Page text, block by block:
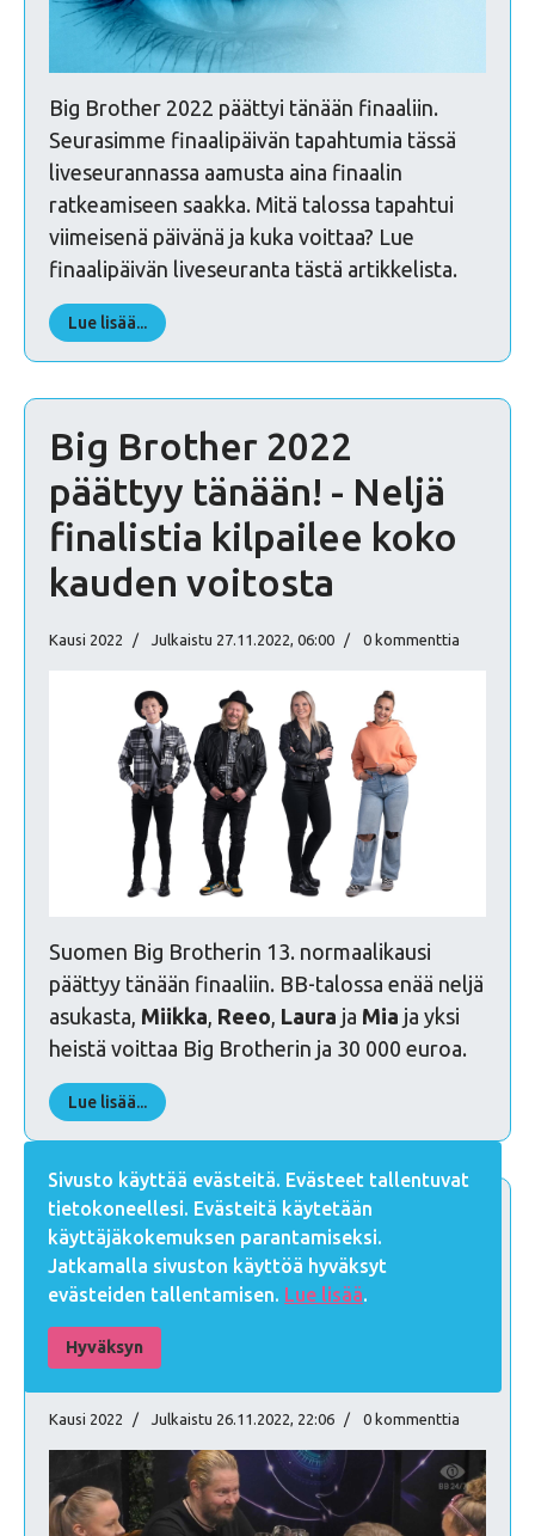
Big Brother 2022 päättyi tänään finaaliin.
Seurasimme finaalipäivän tapahtumia tässä
liveseurannassa aamusta aina finaalin
ratkeamiseen saakka. Mitä talossa tapahtui
viimeisenä päivänä ja kuka voittaa? Lue
finaalipäivän liveseuranta tästä artikkelista.
Lue lisää...
Big Brother 2022
päättyy tänään! - Neljä
finalistia kilpailee koko
kauden voitosta
Kausi 2022 Julkaistu 27.11.2022, 06:00 0 kommenttia
Suomen Big Brotherin 13. normaalikausi
päättyy tänään finaaliin. BB-talossa enää neljä
asukasta, Miikka Reeo Laura ja Mia ja yksi
heistä voittaa Big Brotherin ja 30 000 euroa.
Lue lisää...
Asukkaat vastasivat
katsojien kysymyksiin -
Kautta muisteltiin
valokuvia katsellen
Kausi 2022 Julkaistu 26.11.2022, 22:06 0 kommenttia
Sivusto käyttää evästeitä. Evästeet tallentuvat
tietokoneellesi. Evästeitä käytetään
käyttäjäkokemuksen parantamiseksi.
Jatkamalla sivuston käyttöä hyväksyt
evästeiden tallentamisen. Lue lisää.
Hyväksyn